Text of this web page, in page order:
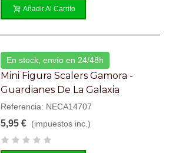
Añadir Al Carrito
En stock, envío en 24/48h
Mini Figura Scalers Gamora -
Guardianes De La Galaxia
Referencia: NECA14707
5,95 € (impuestos inc.)